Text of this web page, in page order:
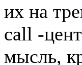
их на
call -
мысль,